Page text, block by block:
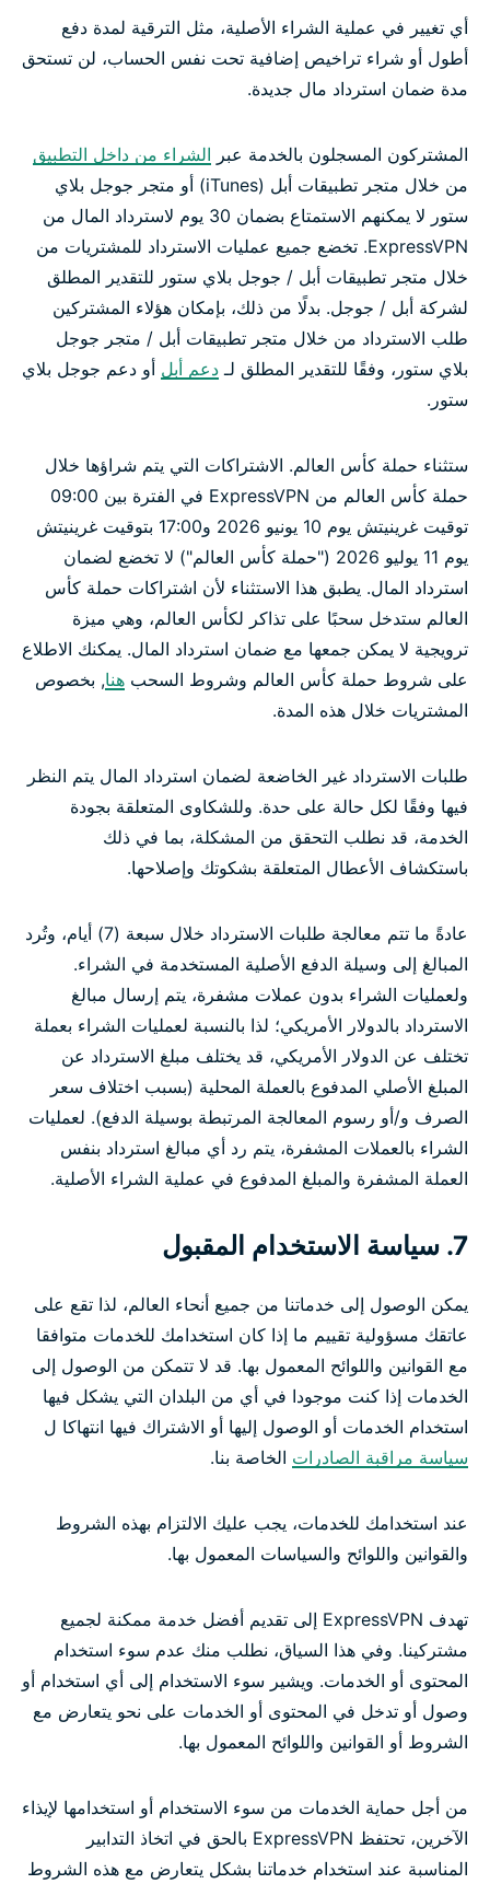
أي تغيير في عملية الشراء الأصلية، مثل الترقية لمدة دفع
أطول أو شراء تراخيص إضافية تحت نفس الحساب، لن تستحق
مدة ضمان استرداد مال جديدة.
المشتركون المسجلون بالخدمة عبر الشراء من داخل التطبيق
من خلال متجر تطبيقات أبل (iTunes) أو متجر جوجل بلاي
ستور لا يمكنهم الاستمتاع بضمان 30 يوم لاسترداد المال من
ExpressVPN. تخضع جميع عمليات الاسترداد للمشتريات من
خلال متجر تطبيقات أبل / جوجل بلاي ستور للتقدير المطلق
لشركة أبل / جوجل. بدلًا من ذلك، بإمكان هؤلاء المشتركين
طلب الاسترداد من خلال متجر تطبيقات أبل / متجر جوجل
بلاي ستور، وفقًا للتقدير المطلق لـ دعم أبل أو دعم جوجل بلاي
ستور.
ستثناء حملة كأس العالم. الاشتراكات التي يتم شراؤها خلال
حملة كأس العالم من ExpressVPN في الفترة بين 09:00
توقيت غرينيتش يوم 10 يونيو 2026 و17:00 بتوقيت غرينيتش
يوم 11 يوليو 2026 ("حملة كأس العالم") لا تخضع لضمان
استرداد المال. يطبق هذا الاستثناء لأن اشتراكات حملة كأس
العالم ستدخل سحبًا على تذاكر لكأس العالم، وهي ميزة
ترويجية لا يمكن جمعها مع ضمان استرداد المال. يمكنك الاطلاع
على شروط حملة كأس العالم وشروط السحب هنا, بخصوص
المشتريات خلال هذه المدة.
طلبات الاسترداد غير الخاضعة لضمان استرداد المال يتم النظر
فيها وفقًا لكل حالة على حدة. وللشكاوى المتعلقة بجودة
الخدمة، قد نطلب التحقق من المشكلة، بما في ذلك
باستكشاف الأعطال المتعلقة بشكوتك وإصلاحها.
عادةً ما تتم معالجة طلبات الاسترداد خلال سبعة (7) أيام، وتُرد
المبالغ إلى وسيلة الدفع الأصلية المستخدمة في الشراء.
ولعمليات الشراء بدون عملات مشفرة، يتم إرسال مبالغ
الاسترداد بالدولار الأمريكي؛ لذا بالنسبة لعمليات الشراء بعملة
تختلف عن الدولار الأمريكي، قد يختلف مبلغ الاسترداد عن
المبلغ الأصلي المدفوع بالعملة المحلية (بسبب اختلاف سعر
الصرف و/أو رسوم المعالجة المرتبطة بوسيلة الدفع). لعمليات
الشراء بالعملات المشفرة، يتم رد أي مبالغ استرداد بنفس
العملة المشفرة والمبلغ المدفوع في عملية الشراء الأصلية.
7. سياسة الاستخدام المقبول
يمكن الوصول إلى خدماتنا من جميع أنحاء العالم، لذا تقع على
عاتقك مسؤولية تقييم ما إذا كان استخدامك للخدمات متوافقا
مع القوانين واللوائح المعمول بها. قد لا تتمكن من الوصول إلى
الخدمات إذا كنت موجودا في أي من البلدان التي يشكل فيها
استخدام الخدمات أو الوصول إليها أو الاشتراك فيها انتهاكا ل
سياسة مراقبة الصادرات الخاصة بنا.
عند استخدامك للخدمات، يجب عليك الالتزام بهذه الشروط
والقوانين واللوائح والسياسات المعمول بها.
تهدف ExpressVPN إلى تقديم أفضل خدمة ممكنة لجميع
مشتركينا. وفي هذا السياق، نطلب منك عدم سوء استخدام
المحتوى أو الخدمات. ويشير سوء الاستخدام إلى أي استخدام أو
وصول أو تدخل في المحتوى أو الخدمات على نحو يتعارض مع
الشروط أو القوانين واللوائح المعمول بها.
من أجل حماية الخدمات من سوء الاستخدام أو استخدامها لإيذاء
الآخرين، تحتفظ ExpressVPN بالحق في اتخاذ التدابير
المناسبة عند استخدام خدماتنا بشكل يتعارض مع هذه الشروط